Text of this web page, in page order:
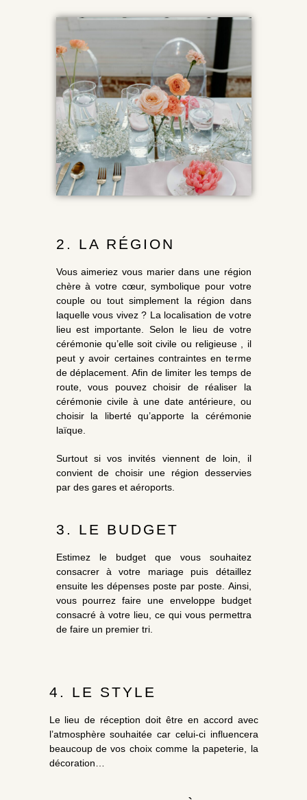
2. LA RÉGION
Vous aimeriez vous marier dans une région
chère à votre cœur, symbolique pour votre
couple ou tout simplement la région dans
laquelle vous vivez ? La localisation de votre
lieu est importante. Selon le lieu de votre
cérémonie qu’elle soit civile ou religieuse , il
peut y avoir certaines contraintes en terme
de déplacement. Afin de limiter les temps de
route, vous pouvez choisir de réaliser la
cérémonie civile à une date antérieure, ou
choisir la liberté qu’apporte la cérémonie
laïque.
Surtout si vos invités viennent de loin, il
convient de choisir une région desservies
par des gares et aéroports.
3. LE BUDGET
Estimez le budget que vous souhaitez
consacrer à votre mariage puis détaillez
ensuite les dépenses poste par poste. Ainsi,
vous pourrez faire une enveloppe budget
consacré à votre lieu, ce qui vous permettra
de faire un premier tri.
4. LE STYLE
Le lieu de réception doit être en accord avec
l’atmosphère souhaitée car celui-ci influencera
beaucoup de vos choix comme la papeterie, la
décoration…